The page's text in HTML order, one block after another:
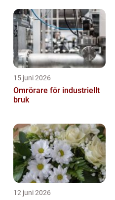
15 juni 2026
Omrörare för industriellt
bruk
12 juni 2026